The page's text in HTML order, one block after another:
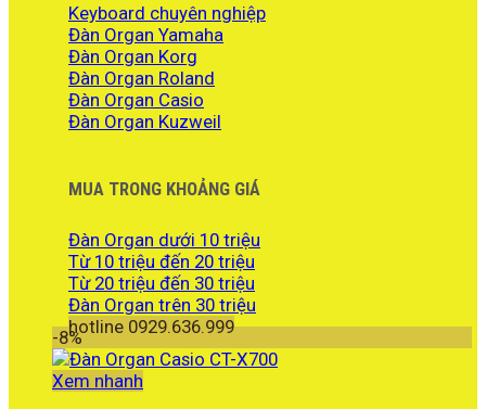
Keyboard chuyên nghiệp
Đàn Organ Yamaha
Đàn Organ Korg
Đàn Organ Roland
Đàn Organ Casio
Đàn Organ Kuzweil
MUA TRONG KHOẢNG GIÁ
Đàn Organ dưới 10 triệu
Từ 10 triệu đến 20 triệu
Từ 20 triệu đến 30 triệu
Đàn Organ trên 30 triệu
hotline 0929.636.999
-8%
Xem nhanh